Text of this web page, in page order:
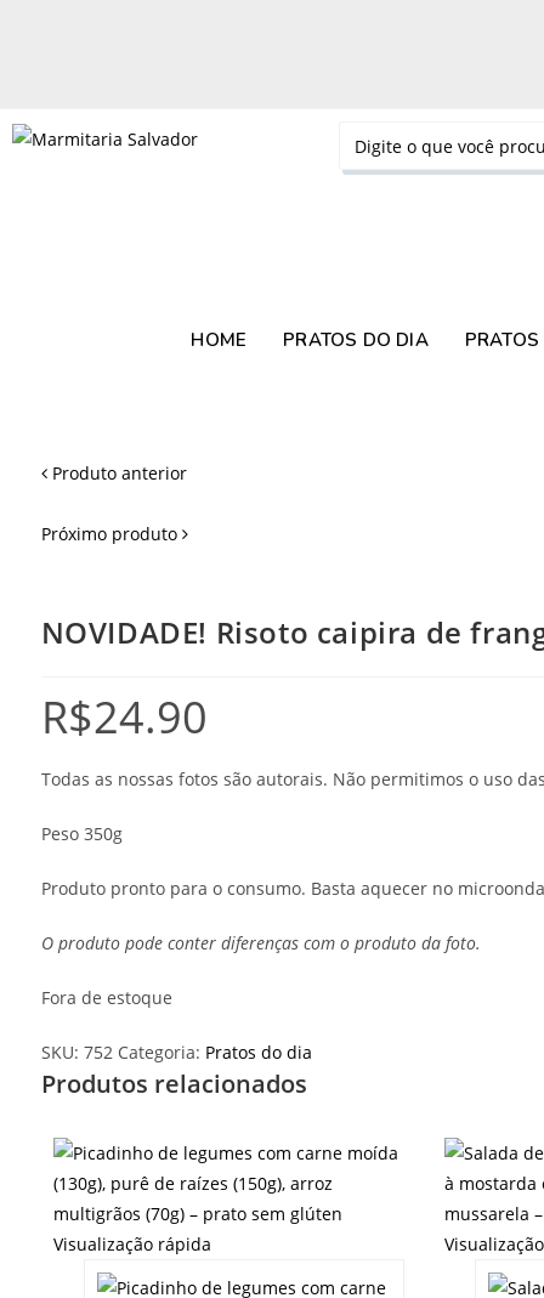
HOME PRATOS DO DIA
Produto anterior
Próximo produto
NOVIDADE! Risoto caipira de
R$24.90
Todas as nossas fotos são autorais. Não permitimos o uso
Peso 350g
Produto pronto para o consumo. Basta aquecer no
O produto pode conter diferenças com o produto da foto.
Fora de estoque
SKU: 752 Categoria: Pratos do dia
Produtos relacionados
Visualização rápida